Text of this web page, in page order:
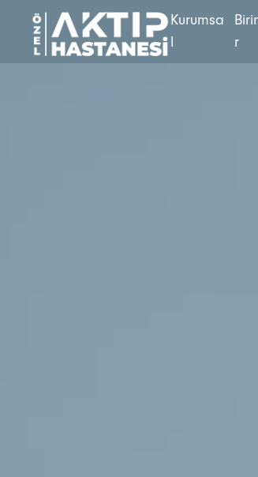
Kurumsa
Biri
r